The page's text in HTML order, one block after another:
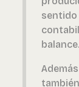
sentido
balance.